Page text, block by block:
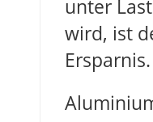
unter
wird, ist
Ersparnis.